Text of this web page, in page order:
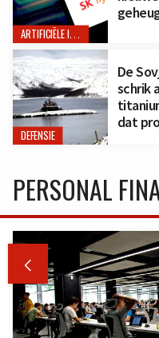
ARTIFICIËLE INTELLIGENTIE
DEFENSIE
De
schrik
dat
PERSONAL
